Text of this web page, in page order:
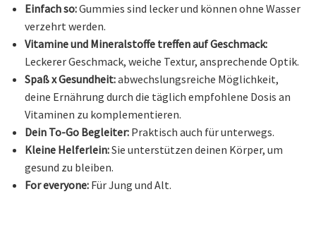
Einfach so:Gummies sind lecker und können ohne Wasser
verzehrt werden.
Vitamine und Mineralstoffe treffen auf Geschmack:
Leckerer Geschmack, weiche Textur, ansprechende Optik.
Spaß x Gesundheit:abwechslungsreiche Möglichkeit,
deine Ernährung durch die täglich empfohlene Dosis an
Vitaminen zu komplementieren.
Dein To-Go Begleiter: Praktisch auch für unterwegs.
Kleine Helferlein:Sie unterstützen deinen Körper, um
gesund zu bleiben.
For everyone: Für Jung und Alt.